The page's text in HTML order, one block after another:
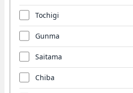
Tochigi
Gunma
Saitama
Chiba